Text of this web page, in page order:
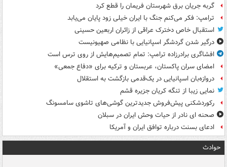
گربه جریان برق شهرستان فریمان را قطع کرد
ترامپ: فکر می‌کنم جنگ با ایران خیلی زود پایان می‌یابد
استقبال خاص دخترک عراقی از زائران اربعین حسینی
درگیر شدن گردشگر اسپانیایی با نظامی صهیونیست
افشاگری برادرزاده ترامپ: تمام تصمیم‌هایش از روی ترس است
امضای سران پاکستان، عربستان و ترکیه برای «دفاع جمعی»
دروازه‌بان اسپانیایی در یک‌قدمی بازگشت به استقلال
نمایی زیبا از تنگه کریان جزیره قشم
رکوردشکنی پیش‌فروش جدیدترین گوشی‌های تاشوی سامسونگ
صحنه ای نادر از حیات وحش ایران در سبلان
ادعای بسنت درباره توافق ایران و آمریکا
حوادث